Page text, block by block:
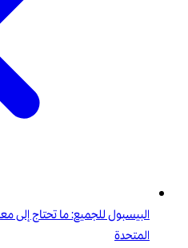
البيسبول للجميع: ما تحتاج إلى
المتحدة